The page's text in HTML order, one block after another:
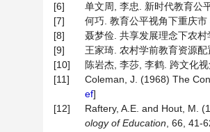
[6]
单文周, 李忠. 新时代教育公
[7]
何巧. 教育公平视角下重庆
[8]
聂梦俭. 共享发展理念下农
[9]
王家琦. 农村学前教育资源
[10]
陈岩杰, 李莎, 李鹤. 跨文化
[11]
Coleman, J. (1968) The
ef]
[12]
Raftery, A.E. and Hout, M.
ology of Education , 66, 41-